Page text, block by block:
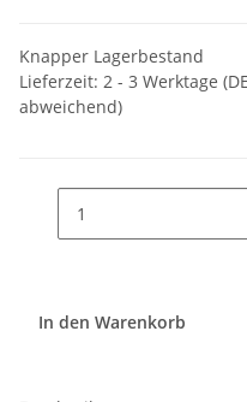
Knapper Lagerbestand
Lieferzeit: 2 - 3 Werktage
abweichend)
In den Warenkorb